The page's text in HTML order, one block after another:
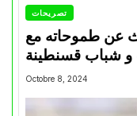
تصريحات
عن طموحاته مع
و شباب قسنطينة
Octobre 8, 2024